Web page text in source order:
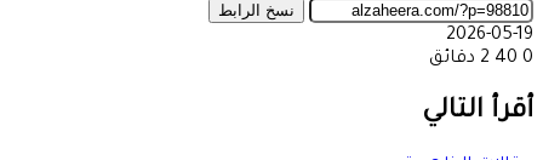
نسخ الرابط
2026-05-19
0
2 دقائق
عبر
البريد
أقرأ التالي